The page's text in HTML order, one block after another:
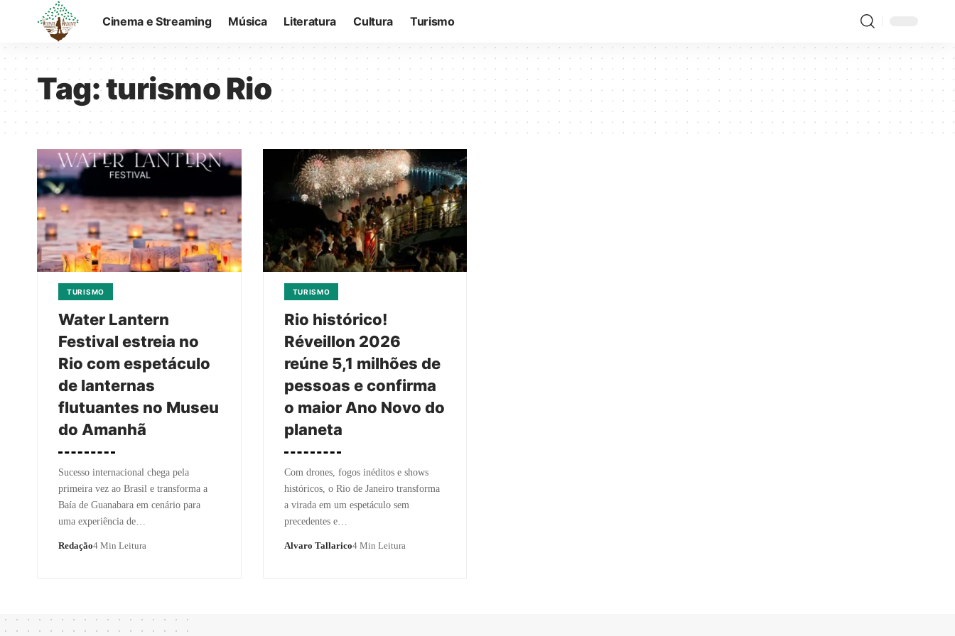
Cinema e Streaming Música Literatura Cultura Turismo
Tag:turismo Rio
TURISMO
Water Lantern
Festival estreia no
Rio com espetáculo
de lanternas
flutuantes no Museu
do Amanhã
Sucesso internacional chega pela
primeira vez ao Brasil e transforma a
Baía de Guanabara em cenário para
uma experiência de…
Redação4 Min Leitura
TURISMO
Rio histórico!
Réveillon 2026
reúne 5,1 milhões de
pessoas e confirma
o maior Ano Novo do
planeta
Com drones, fogos inéditos e shows
históricos, o Rio de Janeiro transforma
a virada em um espetáculo sem
precedentes e…
Alvaro Tallarico4 Min Leitura